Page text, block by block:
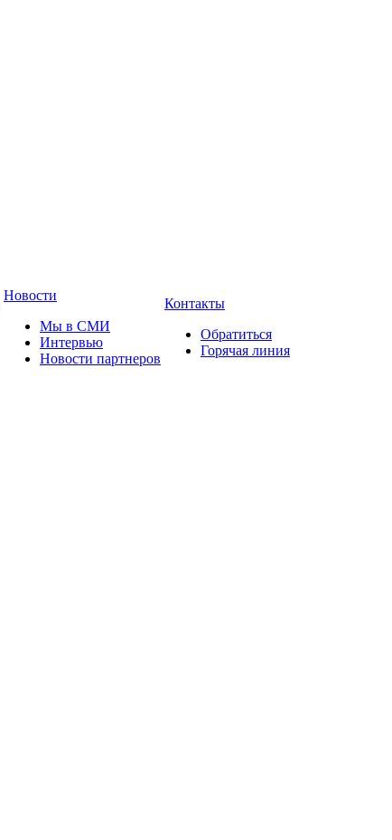
Новости
Мы в СМИ
Интервью
Новости партнеров
Контакты
Обратиться
Горячая линия